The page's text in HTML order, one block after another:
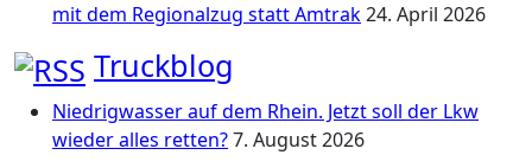
mit dem Regionalzug statt Amtrak24. April 2026
Truckblog
Niedrigwasser auf dem Rhein. Jetzt soll der Lkw
wieder alles retten?7. August 2026